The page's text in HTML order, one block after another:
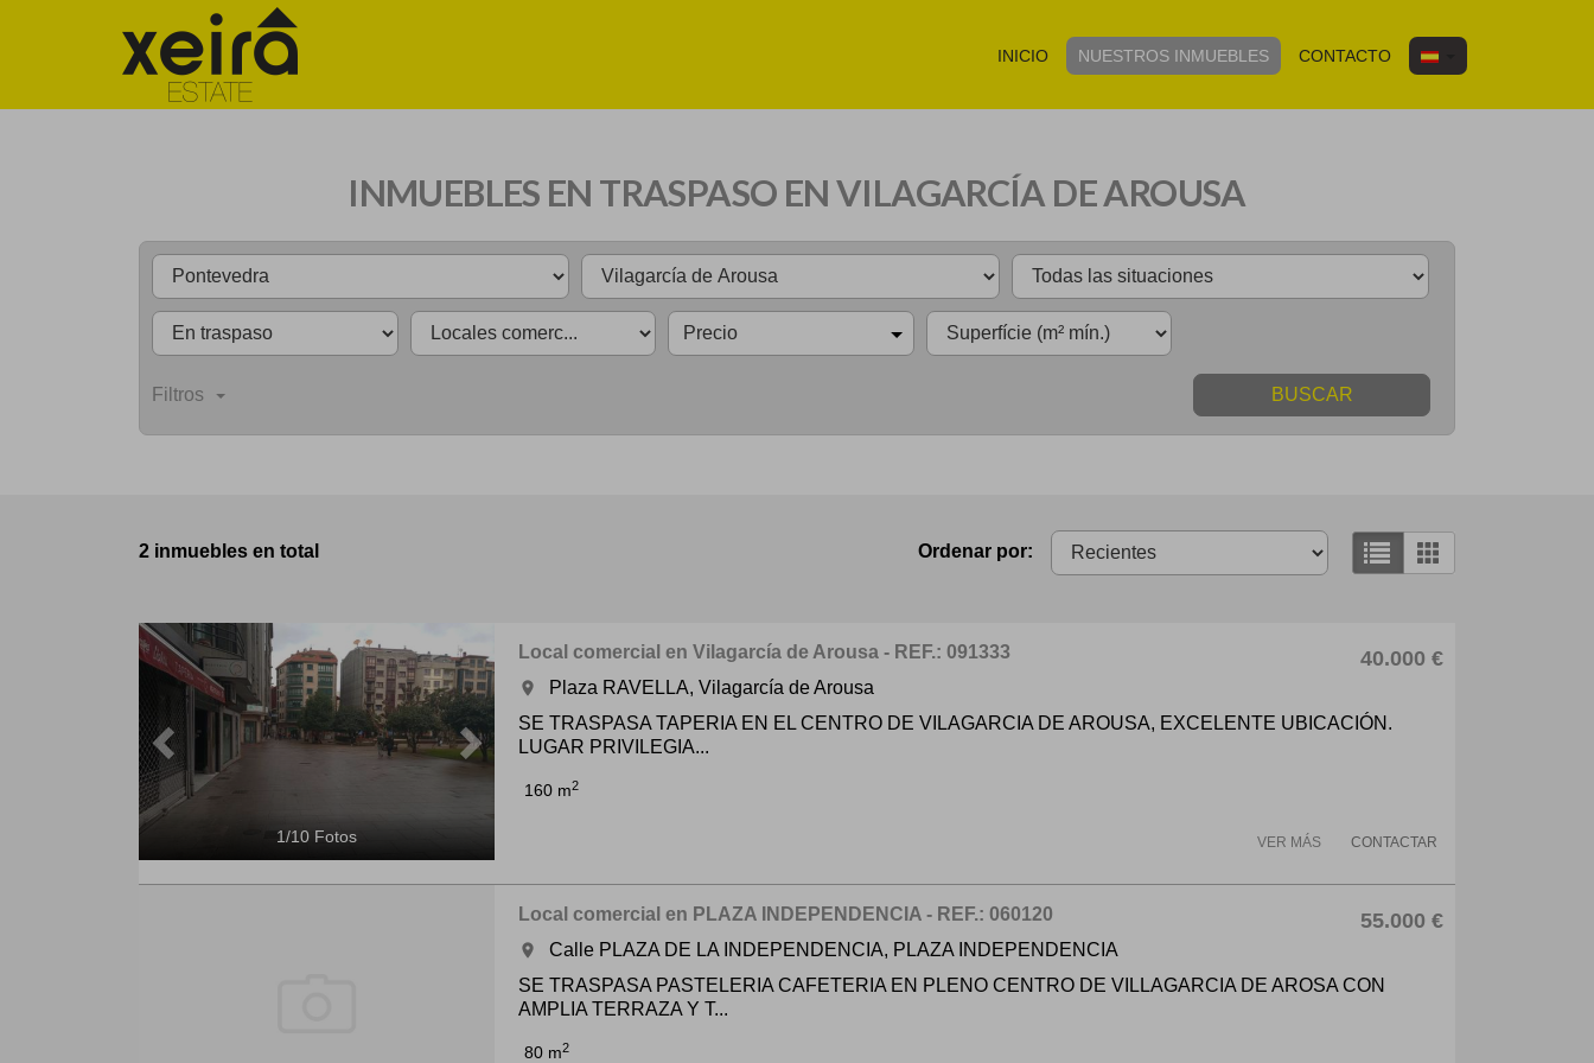
INICIO NUESTROS INMUEBLES CONTACTO
INMUEBLES EN TRASPASO EN VILAGARCÍA DE AROUSA
Precio
Filtros BUSCAR
2 inmuebles en total Ordenar por:
Previous
1/10 Fotos
Local comercial en Vilagarcía de Arousa - REF.: 091333 40.000 €
room
Plaza RAVELLA, Vilagarcía de Arousa
SE TRASPASA TAPERIA EN EL CENTRO DE VILAGARCIA DE AROUSA, EXCELENTE UBICACIÓN.
LUGAR PRIVILEGIA...
160 m2
CONTACTAR
VER MÁS
Local comercial en PLAZA INDEPENDENCIA - REF.: 060120 55.000 €
room
Calle PLAZA DE LA INDEPENDENCIA, PLAZA INDEPENDENCIA
SE TRASPASA PASTELERIA CAFETERIA EN PLENO CENTRO DE VILLAGARCIA DE AROSA CON
AMPLIA TERRAZA Y T...
80 m2